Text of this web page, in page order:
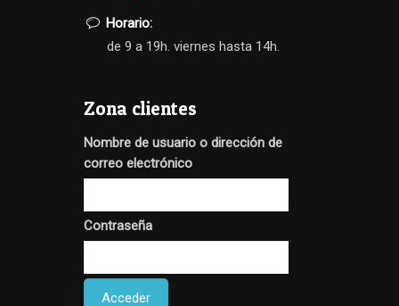
Horario:
de 9 a 19h. viernes hasta 14h.
Zona clientes
Nombre de usuario o dirección de
correo electrónico
Contraseña